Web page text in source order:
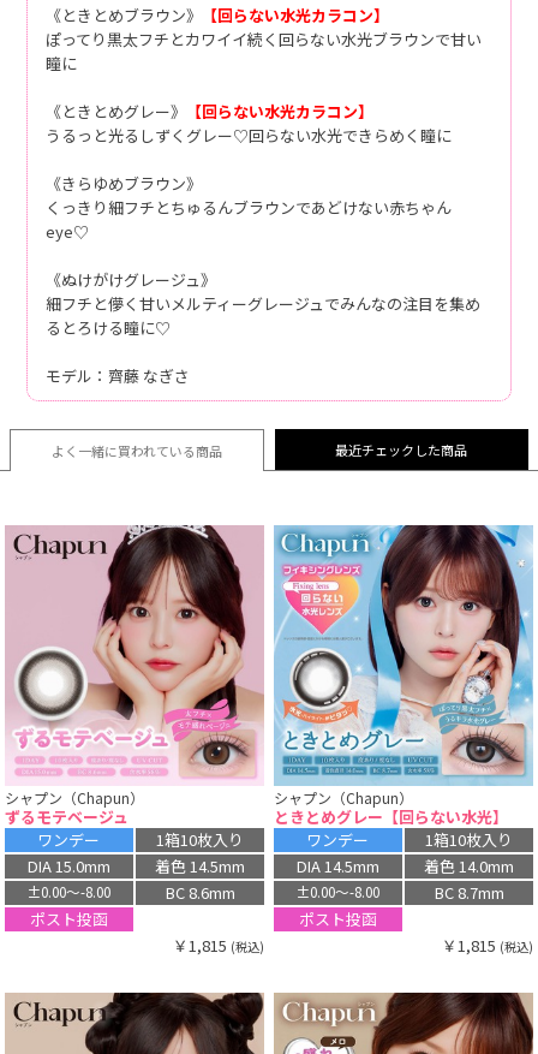
《ときとめブラウン》
【回らない水光カラコン】
ぽってり黒太フチとカワイイ続く回らない水光ブラウンで甘い
瞳に
《ときとめグレー》
【回らない水光カラコン】
うるっと光るしずくグレー♡回らない水光できらめく瞳に
《きらゆめブラウン》
くっきり細フチとちゅるんブラウンであどけない赤ちゃん
eye♡
《ぬけがけグレージュ》
細フチと儚く甘いメルティーグレージュでみんなの注目を集め
るとろける瞳に♡
モデル：齊藤 なぎさ
よく一緒に買われている商品 最近チェックした商品
シャプン（Chapun）
ずるモテベージュ
ワンデー
1箱10枚入り
DIA 15.0mm
着色 14.5mm
±0.00〜-8.00
BC 8.6mm
ポスト投函
￥1,815 (税込)
シャプン（Chapun）
ときとめグレー【回らない水光】
ワンデー
1箱10枚入り
DIA 14.5mm
着色 14.0mm
±0.00〜-8.00
BC 8.7mm
ポスト投函
￥1,815 (税込)